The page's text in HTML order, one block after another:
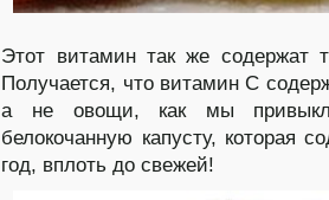
Этот витамин так же содержат
Получается, что витамин С
а не овощи, как мы
белокочанную капусту, которая
год, вплоть до свежей!